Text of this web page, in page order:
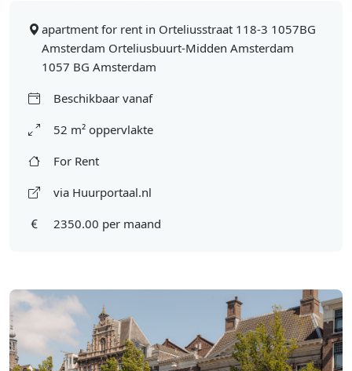
apartment for rent in Orteliusstraat 118-3 1057BG
Amsterdam Orteliusbuurt-Midden Amsterdam
1057 BG Amsterdam
Beschikbaar vanaf
52 m² oppervlakte
For Rent
via Huurportaal.nl
2350.00 per maand